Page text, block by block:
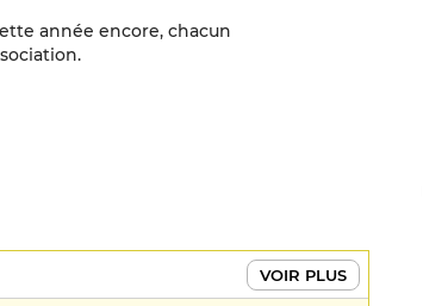
année encore, chacun
VOIR PLUS